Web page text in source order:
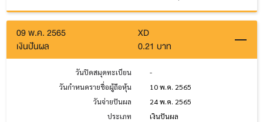
09 พ.ค. 2565
XD
เงินปันผล
0.21 บาท
วันปิดสมุดทะเบียน
-
วันกำหนดรายชื่อผู้ถือหุ้น
10 พ.ค. 2565
วันจ่ายปันผล
24 พ.ค. 2565
ประเภท
เงินปันผล